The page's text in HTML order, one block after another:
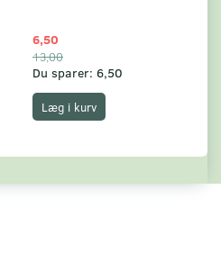
6,50
13,00
Du sparer: 6,50
Læg i kurv